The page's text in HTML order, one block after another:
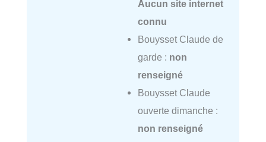
Aucun site internet
connu
Bouysset Claude de
garde : non
renseigné
Bouysset Claude
ouverte dimanche :
non renseigné